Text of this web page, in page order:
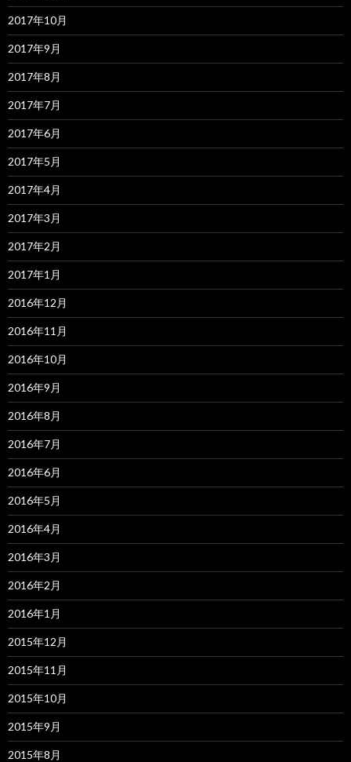
2017年10月
2017年9月
2017年8月
2017年7月
2017年6月
2017年5月
2017年4月
2017年3月
2017年2月
2017年1月
2016年12月
2016年11月
2016年10月
2016年9月
2016年8月
2016年7月
2016年6月
2016年5月
2016年4月
2016年3月
2016年2月
2016年1月
2015年12月
2015年11月
2015年10月
2015年9月
2015年8月